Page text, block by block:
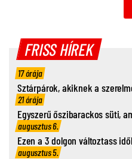
FRISS HÍREK
17 órája
Sztárpárok, akiknek a
21 órája
Egyszerű őszibarackos süti,
augusztus 6.
Ezen a 3 dolgon változtass
augusztus 5.